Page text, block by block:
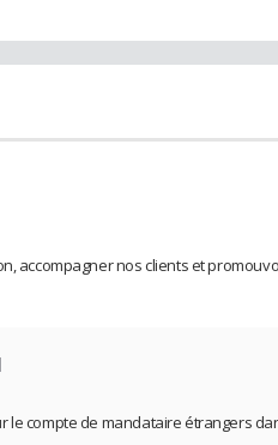
accompagner nos clients et
compte de mandataire étrangers